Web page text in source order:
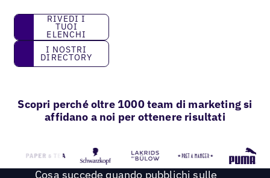
Rivedi i tuoi elenchi
RIVEDI I
TUOI
ELENCHI
I nostri directory
I NOSTRI
DIRECTORY
Scopri perché oltre 1000 team di marketing si
affidano a noi per ottenere risultati
Cosa succede quando pubblichi sulle